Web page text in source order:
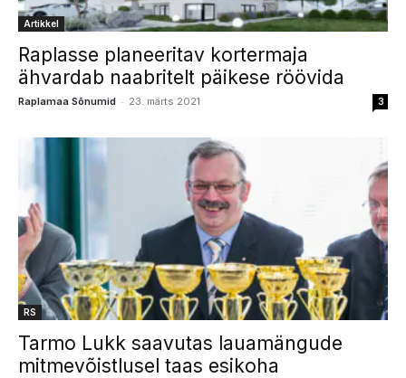
Artikkel
Raplasse planeeritav kortermaja
ähvardab naabritelt päikese röövida
Raplamaa Sõnumid - 23. märts 2021 3
RS
Tarmo Lukk saavutas lauamängude
mitmevõistlusel taas esikoha